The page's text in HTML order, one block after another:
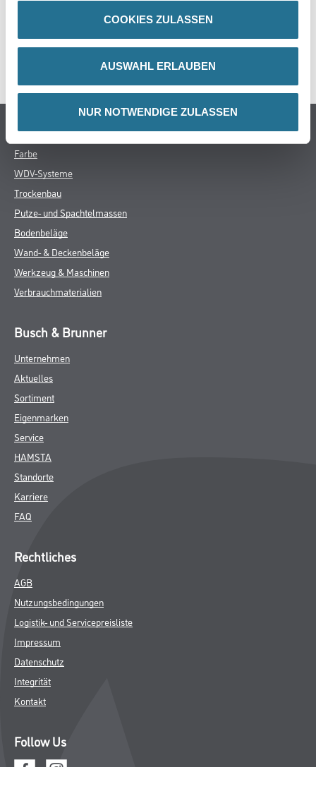
COOKIES ZULASSEN
AUSWAHL ERLAUBEN
NUR NOTWENDIGE ZULASSEN
SPEZIFIKATIONEN
Online-Shop
Farbe
WDV-Systeme
Trockenbau
Putze- und Spachtelmassen
Bodenbeläge
Wand- & Deckenbeläge
Werkzeug & Maschinen
Verbrauchmaterialien
Busch & Brunner
Unternehmen
Aktuelles
Sortiment
Eigenmarken
Service
HAMSTA
Standorte
Karriere
FAQ
Rechtliches
AGB
Nutzungsbedingungen
Logistik- und Servicepreisliste
Impressum
Datenschutz
Integrität
Kontakt
Follow Us